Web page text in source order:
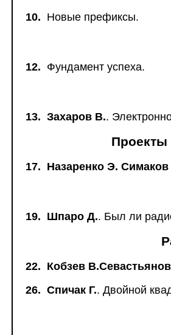
10. Новые префиксы.
12. Фундамент успеха.
13. Захаров В..
17. Назаренко Э.
19. Шпаро Д.. Был ли
22. Кобзев
26. Спичак Г.. Двойной